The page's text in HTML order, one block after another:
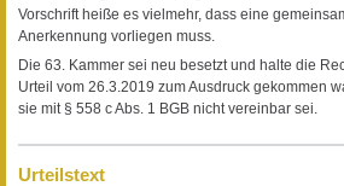
Vorschrift heiße es vielmehr, dass eine
Anerkennung vorliegen muss.
Die 63. Kammer sei neu besetzt und halte die
Urteil vom 26.3.2019 zum Ausdruck gekommen
sie mit § 558 c Abs. 1 BGB nicht vereinbar sei.
Urteilstext